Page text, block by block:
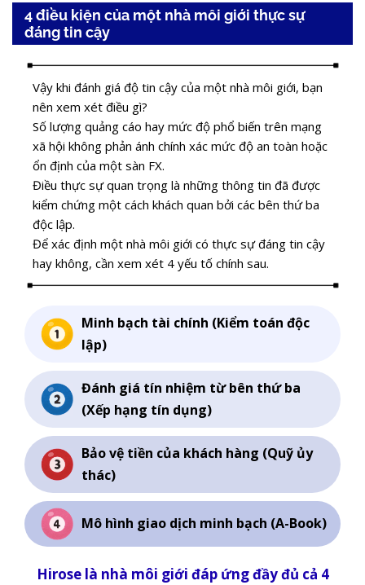
4 điều kiện của một nhà môi giới thực sự
đáng tin cậy
Vậy khi đánh giá độ tin cậy của một nhà môi giới, bạn
nên xem xét điều gì?
Số lượng quảng cáo hay mức độ phổ biến trên mạng
xã hội không phản ánh chính xác mức độ an toàn hoặc
ổn định của một sàn FX.
Điều thực sự quan trọng là những thông tin đã được
kiểm chứng một cách khách quan bởi các bên thứ ba
độc lập.
Để xác định một nhà môi giới có thực sự đáng tin cậy
hay không, cần xem xét 4 yếu tố chính sau.
Minh bạch tài chính (Kiểm toán độc
lập)
Đánh giá tín nhiệm từ bên thứ ba
(Xếp hạng tín dụng)
Bảo vệ tiền của khách hàng (Quỹ ủy
thác)
Mô hình giao dịch minh bạch (A-Book)
Hirose là nhà môi giới đáp ứng đầy đủ cả 4